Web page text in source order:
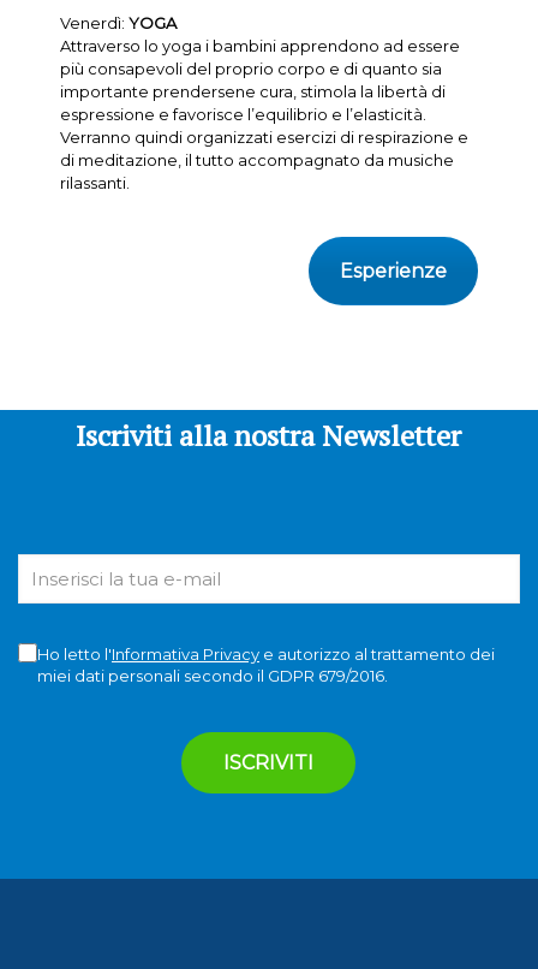
Venerdì: YOGA
Attraverso lo yoga i bambini apprendono ad essere
più consapevoli del proprio corpo e di quanto sia
importante prendersene cura, stimola la libertà di
espressione e favorisce l’equilibrio e l’elasticità.
Verranno quindi organizzati esercizi di respirazione e
di meditazione, il tutto accompagnato da musiche
rilassanti.
Esperienze
Iscriviti alla nostra Newsletter
Ho letto l'Informativa Privacye autorizzo al trattamento dei
miei dati personali secondo il GDPR 679/2016.